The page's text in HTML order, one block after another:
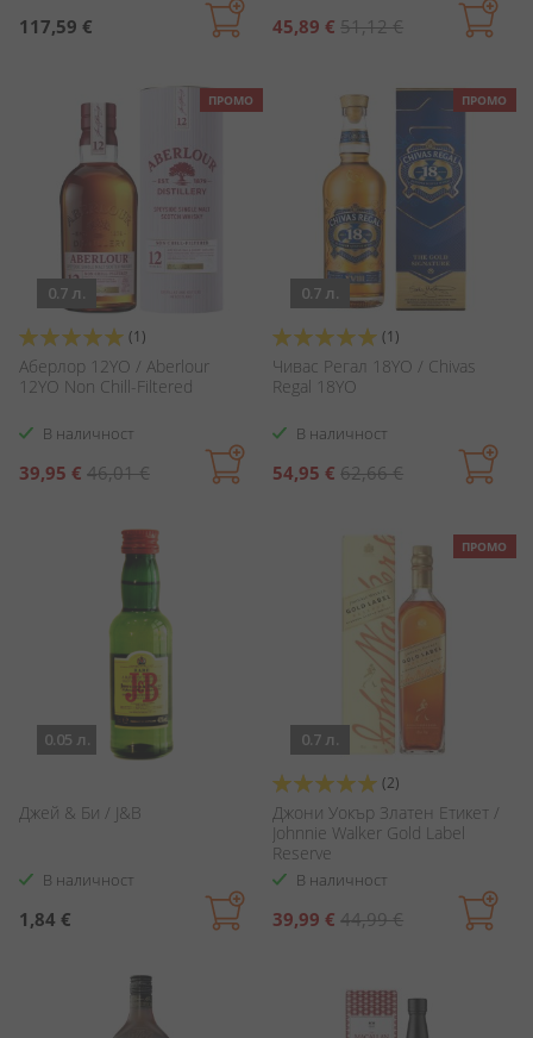
117,59 €
Специална
45,89 € 51,12 €
ПРОМО
0.7 л.
Оценка:
100%
(1)
Аберлор 12YO / Aberlour
12YO Non Chill-Filtered
В наличност
Специална
39,95 € 46,01 €
ПРОМО
0.7 л.
Оценка:
100%
(1)
Чивас Регал 18YO / Chivas
Regal 18YO
В наличност
Специална
54,95 € 62,66 €
0.05 л.
Джей & Би / J&B
В наличност
1,84 €
ПРОМО
0.7 л.
Оценка:
100%
(2)
Джони Уокър Златен Етикет /
Johnnie Walker Gold Label
Reserve
В наличност
Специална
39,99 € 44,99 €